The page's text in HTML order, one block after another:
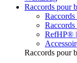
Raccords pour
RefHP®
Raccords pour